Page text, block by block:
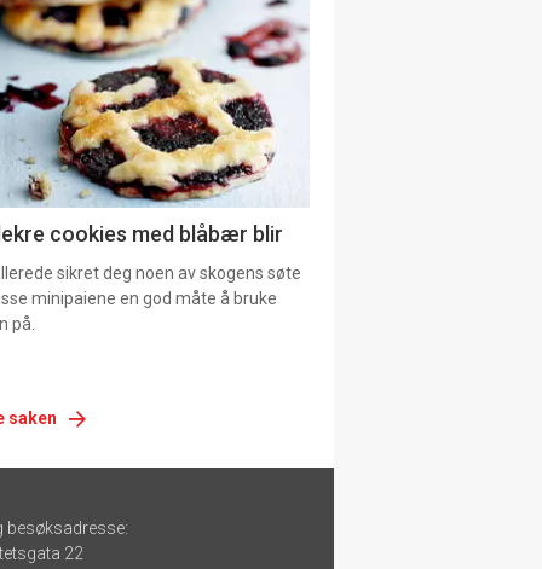
cookies med blåbær blir
sikret deg noen av skogens søte
minipaiene en god måte å bruke
på.
saken
besøksadresse:
22